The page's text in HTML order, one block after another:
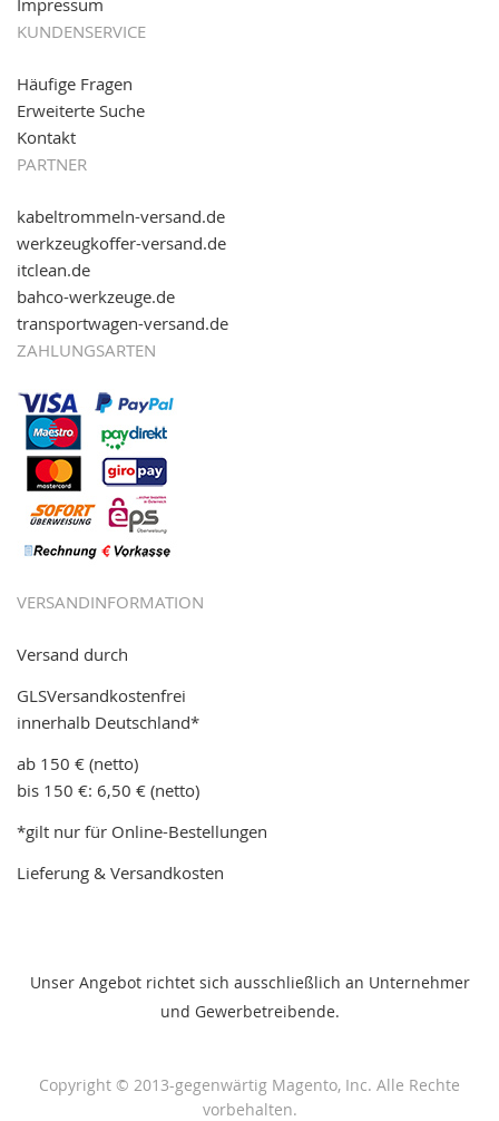
Impressum
KUNDENSERVICE
Häufige Fragen
Erweiterte Suche
Kontakt
PARTNER
kabeltrommeln-versand.de
werkzeugkoffer-versand.de
itclean.de
bahco-werkzeuge.de
transportwagen-versand.de
ZAHLUNGSARTEN
VERSANDINFORMATION
Versand durch
GLSVersandkostenfrei
innerhalb Deutschland*
ab 150 € (netto)
bis 150 €: 6,50 € (netto)
*gilt nur für Online-Bestellungen
Lieferung & Versandkosten
Unser Angebot richtet sich ausschließlich an Unternehmer
und Gewerbetreibende.
Copyright © 2013-gegenwärtig Magento, Inc. Alle Rechte
vorbehalten.